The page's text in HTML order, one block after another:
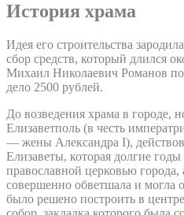
История храма
Идея его строительства
сбор средств, который длился
Михаил Николаевич Романов
дело 2500 рублей.
До возведения храма в городе,
Елизаветполь (в честь
— жены Александра I),
Елизаветы, которая долгие годы
православной церковью города,
совершенно обветшала и могла
было решено построить в